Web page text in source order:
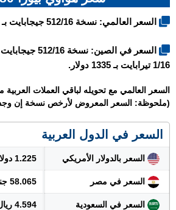
السعر العالمي: نسخة 512/16 جيجابايت بـ 1225 دولار.
1/16 تيرابايت بـ 1335 دولار.
السعر العالمي مع تحويله لباقي العملات
(ملحوظة: السعر المعروض لأرخص نسخة إن
السعر في الدول العربية
السعر بالدولار الأمريكي 1.225 دولار
السعر في مصر 58.065 جنيه
السعر في السعودية 4.594 ريال